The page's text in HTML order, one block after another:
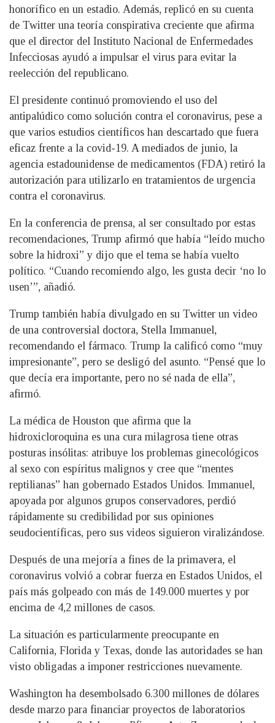
honorífico en un estadio. Además, replicó en su cuenta
de Twitter una teoría conspirativa creciente que afirma
que el director del Instituto Nacional de Enfermedades
Infecciosas ayudó a impulsar el virus para evitar la
reelección del republicano.
El presidente continuó promoviendo el uso del
antipalúdico como solución contra el coronavirus, pese a
que varios estudios científicos han descartado que fuera
eficaz frente a la covid-19. A mediados de junio, la
agencia estadounidense de medicamentos (FDA) retiró la
autorización para utilizarlo en tratamientos de urgencia
contra el coronavirus.
En la conferencia de prensa, al ser consultado por estas
recomendaciones, Trump afirmó que había “leído mucho
sobre la hidroxi” y dijo que el tema se había vuelto
político. “Cuando recomiendo algo, les gusta decir ‘no lo
usen’”, añadió.
Trump también había divulgado en su Twitter un video
de una controversial doctora, Stella Immanuel,
recomendando el fármaco. Trump la calificó como “muy
impresionante”, pero se desligó del asunto. “Pensé que lo
que decía era importante, pero no sé nada de ella”,
afirmó.
La médica de Houston que afirma que la
hidroxicloroquina es una cura milagrosa tiene otras
posturas insólitas: atribuye los problemas ginecológicos
al sexo con espíritus malignos y cree que “mentes
reptilianas” han gobernado Estados Unidos. Immanuel,
apoyada por algunos grupos conservadores, perdió
rápidamente su credibilidad por sus opiniones
seudocientíficas, pero sus videos siguieron viralizándose.
Después de una mejoría a fines de la primavera, el
coronavirus volvió a cobrar fuerza en Estados Unidos, el
país más golpeado con más de 149.000 muertes y por
encima de 4,2 millones de casos.
La situación es particularmente preocupante en
California, Florida y Texas, donde las autoridades se han
visto obligadas a imponer restricciones nuevamente.
Washington ha desembolsado 6.300 millones de dólares
desde marzo para financiar proyectos de laboratorios